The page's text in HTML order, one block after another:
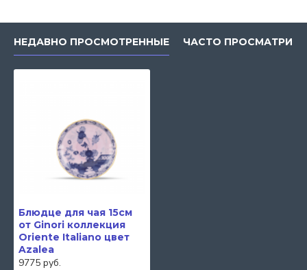
НЕДАВНО ПРОСМОТРЕННЫЕ ЧАСТО
Блюдце для чая 15см
от Ginori коллекция
Oriente Italiano цвет
Azalea
9775 руб.